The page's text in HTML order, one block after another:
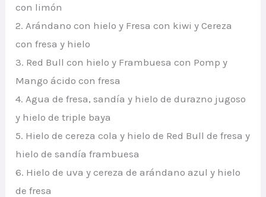
con limón
2. Arándano con hielo y Fresa con kiwi y Cereza
con fresa y hielo
3. Red Bull con hielo y Frambuesa con Pomp y
Mango ácido con fresa
4. Agua de fresa, sandía y hielo de durazno jugoso
y hielo de triple baya
5. Hielo de cereza cola y hielo de Red Bull de fresa y
hielo de sandía frambuesa
6. Hielo de uva y cereza de arándano azul y hielo
de fresa